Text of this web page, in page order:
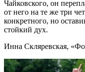
Чайковского, он
от него на те же три
конкретного, но
стойкий дух.
Инна Скляревская,